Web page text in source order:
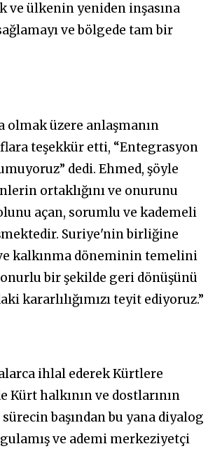
ülkenin yeniden inşasına
ve bölgede tam bir
olmak üzere anlaşmanın
teşekkür etti, “Entegrasyon
dedi. Ehmed, şöyle
ortaklığını ve onurunu
açan, sorumlu ve kademeli
Suriye'nin birliğine
kalkınma döneminin temelini
bir şekilde geri dönüşünü
kararlılığımızı teyit ediyoruz.”
ihlal ederek Kürtlere
Kürt halkının ve dostlarının
başından bu yana diyalog
ve ademi merkeziyetçi